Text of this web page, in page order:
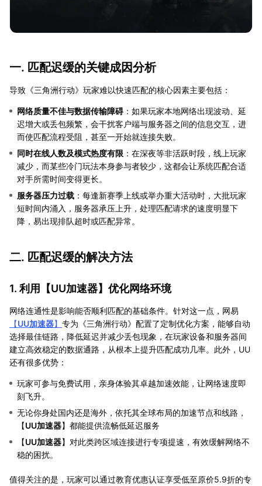
一. 匹配迟缓的关键成因分析
导致《三角洲行动》玩家难以快速匹配的核心因素主要包括：
网络质量不佳与数据传输障碍：如果玩家本地网络出现波动、延
迟增大或丢包频繁，会干扰客户端与服务器之间的信息交互，进
而使匹配流程受阻，甚至一开始就连接失败。
同时在线人数及模式热度有限 ：在深夜等非活跃时段，线上玩家
减少，而某些冷门玩法本身参与者较少，这都会让系统匹配合适
对手所需时间变得更长。
服务器压力过载 ：每逢新赛季上线或举办重大活动时，大批玩家
短时间内涌入，服务器承压上升，处理匹配请求的速度明显下
降，易出现排队超时或匹配异常。
二. 匹配迟缓的解决方法
1. 利用【UU加速器】优化网络环境
网络连通性是影响能否顺利匹配的基础条件。针对这一点，网易
【UU加速器】 专为《三角洲行动》配置了定制优化方案，能够自动
选择最佳链路，降低延迟并减少丢包现象，在玩家设备和服务器间
建立高效稳定的数据通路，从根本上提升匹配成功几率。此外，UU
还有很多优势：
玩家可参与免费试用，亲身体验其卓越加速效能，让网络速度即
刻飞升。
无论你身处国内还是海外，依托其全球布局的加速节点和线路，
【UU加速器】都能提供流畅低延迟服务
【UU加速器】对此类跨区域连接进行专项提速，有效缓解网络不
稳的困扰。
值得关注的是，玩家可以通过教育优惠认证享受低至原价5.9折的专